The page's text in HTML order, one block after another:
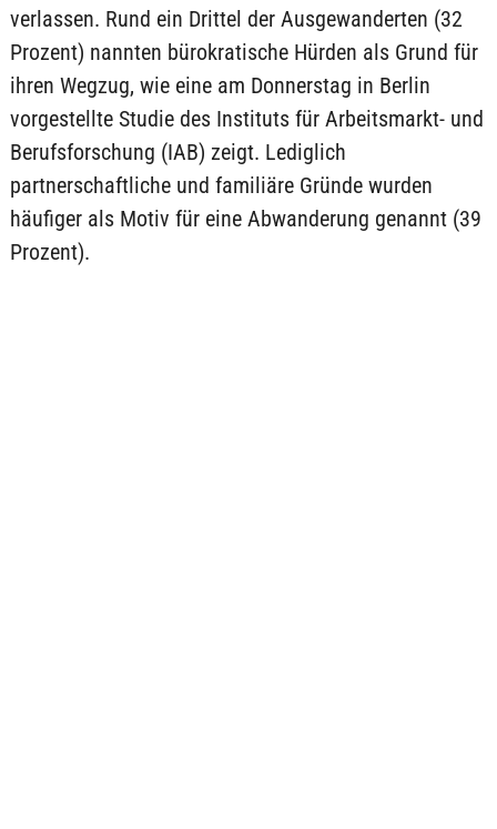
verlassen. Rund ein Drittel der Ausgewanderten (32
Prozent) nannten bürokratische Hürden als Grund für
ihren Wegzug, wie eine am Donnerstag in Berlin
vorgestellte Studie des Instituts für Arbeitsmarkt- und
Berufsforschung (IAB) zeigt. Lediglich
partnerschaftliche und familiäre Gründe wurden
häufiger als Motiv für eine Abwanderung genannt (39
Prozent).